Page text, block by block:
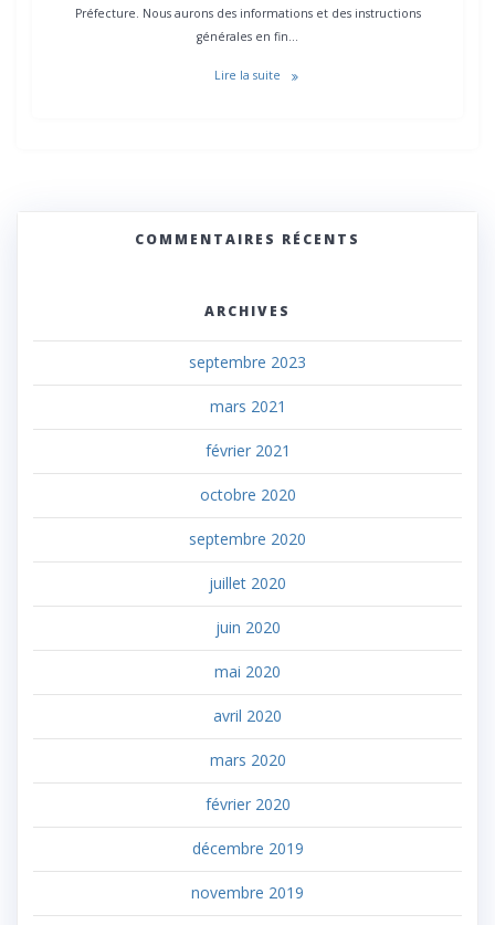
Préfecture. Nous aurons des informations et des instructions
générales en fin…
Lire la suite
COMMENTAIRES RÉCENTS
ARCHIVES
septembre 2023
mars 2021
février 2021
octobre 2020
septembre 2020
juillet 2020
juin 2020
mai 2020
avril 2020
mars 2020
février 2020
décembre 2019
novembre 2019